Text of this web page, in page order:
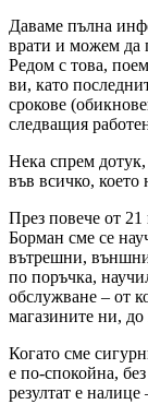
Даваме пълна
врати и можем да
Редом с това,
ви, като
срокове
следващия
Нека спрем дотук,
във всичко, което
През повече от
Борман сме се
вътрешни,
по поръчка,
обслужване – от
магазините ни,
Когато сме
е по-спокойна,
резултат е